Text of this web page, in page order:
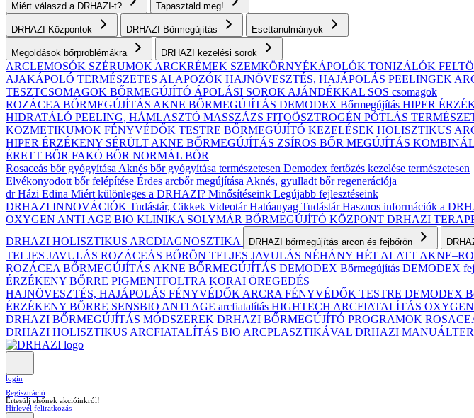
Miért válaszd a DRHAZI-t? Tapasztald meg!
DRHAZI Központok DRHAZI Bőrmegújítás Esettanulmányok
Megoldások bőrproblémákra DRHAZI kezelési sorok
ARCLEMOSÓK SZÉRUMOK ARCKRÉMEK SZEMKÖRNYÉKÁPOLÓK TONIZÁLÓK
AJAKÁPOLÓ TERMÉSZETES ALAPOZÓK HAJNÖVESZTÉS, HAJÁPOLÁS PEELINGEK
TESZTCSOMAGOK BŐRMEGÚJÍTÓ ÁPOLÁSI SOROK AJÁNDÉKKAL SOS csomagok
ROZÁCEA BŐRMEGÚJÍTÁS AKNE BŐRMEGÚJÍTÁS DEMODEX Bőrmegújítás HIPER
HIDRATÁLÓ PEELING, HÁMLASZTÓ MASSZÁZS FITOÖSZTROGÉN PÓTLÁS
KOZMETIKUMOK FÉNYVÉDŐK TESTRE BŐRMEGÚJÍTÓ KEZELÉSEK HOLISZTIKUS
HIPER ÉRZÉKENY SÉRÜLT AKNE BŐRMEGÚJÍTÁS ZSÍROS BŐR MEGÚJÍTÁS
ÉRETT BŐR FAKÓ BŐR NORMÁL BŐR
Rosaceás bőr gyógyítása Aknés bőr gyógyítása természetesen Demodex fertőzés kezelése természetesen
Elvékonyodott bőr felépítése Érdes arcbőr megújítása Aknés, gyulladt bőr regenerációja
dr Házi Edina Miért különleges a DRHAZI? Minősítéseink Legújabb fejlesztéseink
DRHAZI INNOVÁCIÓK Tudástár, Cikkek VideotárHatóanyag TudástárHasznos információk a
OXYGEN ANTI AGE BIO KLINIKA SOLYMÁR BŐRMEGÚJÍTÓ KÖZPONT DRHAZI
DRHAZI HOLISZTIKUS ARCDIAGNOSZTIKA
DRHAZI bőrmegújítás arcon és fejbőrön
TELJES JAVULÁS ROZÁCEÁS BŐRÖN TELJES JAVULÁS NÉHÁNY HÉT ALATT
ROZÁCEA BŐRMEGÚJÍTÁS AKNE BŐRMEGÚJÍTÁS DEMODEX Bőrmegújítás DEMODEX
ÉRZÉKENY BŐRRE PIGMENTFOLTRA KORAI ÖREGEDÉS
HAJNÖVESZTÉS, HAJÁPOLÁS FÉNYVÉDŐK ARCRA FÉNYVÉDŐK TESTRE DEMODEX
ÉRZÉKENY BŐRRE SENSBIO ANTI AGE arcfiatalítás HIGHTECH ARCFIATALÍTÁS
DRHAZI BŐRMEGÚJÍTÁS MÓDSZEREK DRHAZI BŐRMEGÚJÍTÓ PROGRAMOK
DRHAZI HOLISZTIKUS ARCFIATALÍTÁS BIO ARCPLASZTIKÁVAL DRHAZI
login
Regisztráció
Értesülj elsőnek akcióinkról!
Hírlevél feliratkozás